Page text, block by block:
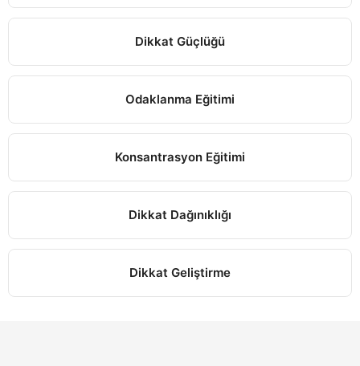
Dikkat Güçlüğü
Odaklanma Eğitimi
Konsantrasyon Eğitimi
Dikkat Dağınıklığı
Dikkat Geliştirme